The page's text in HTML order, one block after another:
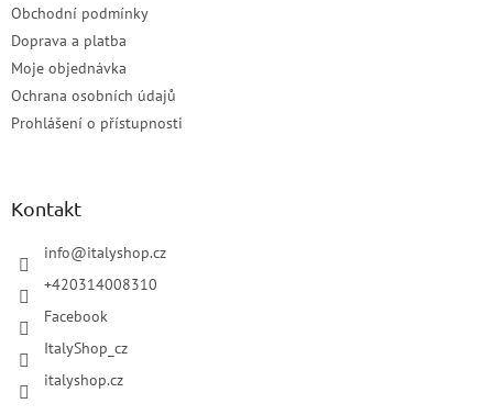
Obchodní podmínky
Doprava a platba
Moje objednávka
Ochrana osobních údajů
Prohlášení o přístupnosti
Kontakt
info@italyshop.cz
+420314008310
Facebook
ItalyShop_cz
italyshop.cz